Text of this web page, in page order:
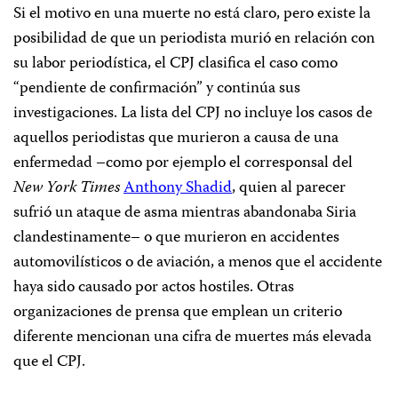
Si el motivo en una muerte no está claro, pero existe la
posibilidad de que un periodista murió en relación con
su labor periodística, el CPJ clasifica el caso como
“pendiente de confirmación” y continúa sus
investigaciones. La lista del CPJ no incluye los casos de
aquellos periodistas que murieron a causa de una
enfermedad –como por ejemplo el corresponsal del
New York TimesAnthony Shadid, quien al parecer
sufrió un ataque de asma mientras abandonaba Siria
clandestinamente– o que murieron en accidentes
automovilísticos o de aviación, a menos que el accidente
haya sido causado por actos hostiles. Otras
organizaciones de prensa que emplean un criterio
diferente mencionan una cifra de muertes más elevada
que el CPJ.